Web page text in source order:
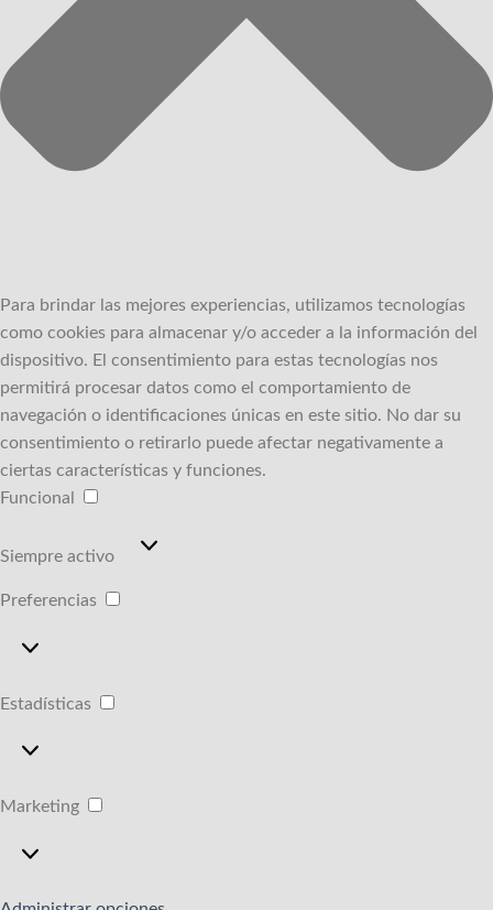
Para brindar las mejores experiencias, utilizamos tecnologías
como cookies para almacenar y/o acceder a la información del
dispositivo. El consentimiento para estas tecnologías nos
permitirá procesar datos como el comportamiento de
navegación o identificaciones únicas en este sitio. No dar su
consentimiento o retirarlo puede afectar negativamente a
ciertas características y funciones.
Funcional
Siempre activo
Preferencias
Preferencias
Estadísticas
Estadísticas
Marketing
Marketing